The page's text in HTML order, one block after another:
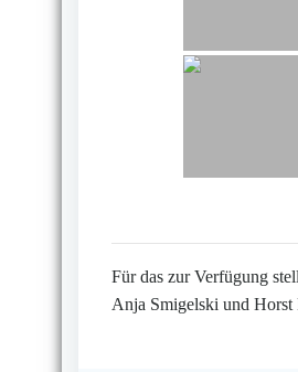
Für das zur Verfügung
Anja Smigelski und Horst